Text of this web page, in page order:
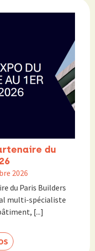
du
2026
du Paris Builders
multi-spécialiste
[...]